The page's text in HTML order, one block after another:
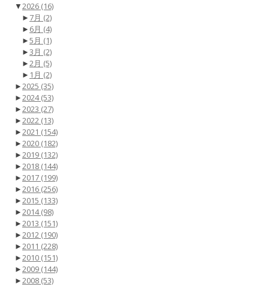
▼2026 (16)
► 7月 (2)
► 6月 (4)
►5月 (1)
►3月 (2)
►2月 (5)
► 1月 (2)
►2025 (35)
►2024(53)
►2023 (27)
►2022 (13)
►2021 (154)
►2020 (182)
►2019 (132)
►2018 (144)
►2017 (199)
►2016 (256)
►2015 (133)
►2014(98)
►2013 (151)
►2012 (190)
►2011 (228)
►2010 (151)
►2009 (144)
►2008 (53)